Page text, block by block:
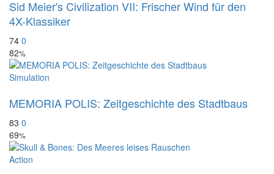
Sid Meier's Civilization VII: Frischer Wind für den
4X-Klassiker
74 0
82%
Simulation
MEMORIA POLIS: Zeitgeschichte des Stadtbaus
83 0
69%
Action